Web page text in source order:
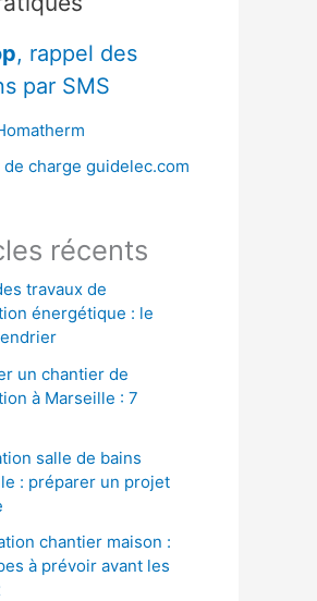
, rappel des
par SMS
charge guidelec.com
récents
travaux de
énergétique : le
un chantier de
à Marseille : 7
salle de bains
: préparer un projet
chantier maison :
à prévoir avant les